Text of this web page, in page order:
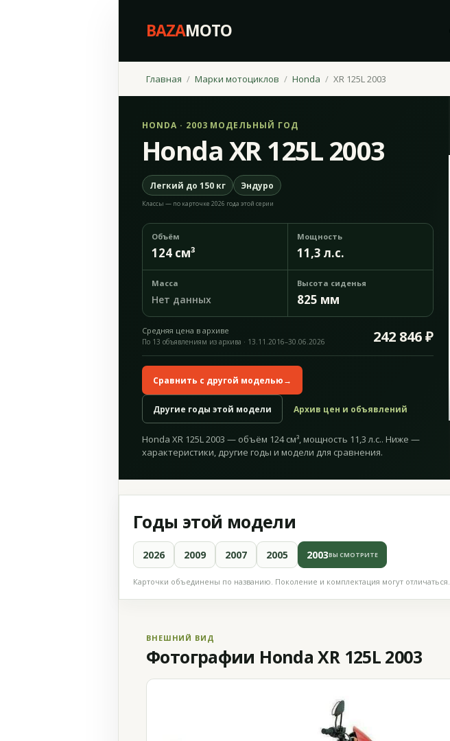
BAZAMOTO
Главная Марки мотоциклов Honda XR 125L 2003
HONDA · 2003 МОДЕЛЬНЫЙ ГОД
Honda XR 125L 2003
Легкий до 150 кг Эндуро
Классы — по карточке 2026 года этой серии
Объём
124 см³
Мощность
11,3 л.с.
Масса
Нет данных
Высота сиденья
825 мм
Средняя цена в архиве 242 846 ₽
По 13 объявлениям из архива · 13.11.2016–30.06.2026
Сравнить с другой моделью→
Другие годы этой модели Архив цен и объявлений
Honda XR 125L 2003 — объём 124 см³, мощность 11,3 л.с.. Ниже —
характеристики, другие годы и модели для сравнения.
Годы этой модели
2026 2009 2007 2005 2003ВЫ СМОТРИТЕ
Карточки объединены по названию. Поколение и комплектация могут отличаться.
ВНЕШНИЙ ВИД
Фотографии Honda XR 125L 2003